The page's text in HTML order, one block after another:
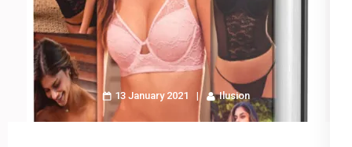
13 January 2021 Ilusion